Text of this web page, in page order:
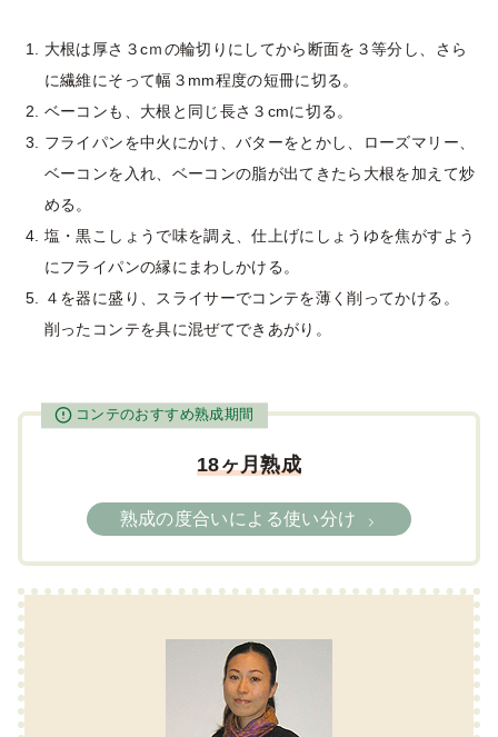
大根は厚さ３cｍの輪切りにしてから断面を３等分し、さら
に繊維にそって幅３mm程度の短冊に切る。
ベーコンも、大根と同じ長さ３cmに切る。
フライパンを中火にかけ、バターをとかし、ローズマリー、
ベーコンを入れ、ベーコンの脂が出てきたら大根を加えて炒
める。
塩・黒こしょうで味を調え、仕上げにしょうゆを焦がすよう
にフライパンの縁にまわしかける。
４を器に盛り、スライサーでコンテを薄く削ってかける。
削ったコンテを具に混ぜてできあがり。
コンテのおすすめ熟成期間
18ヶ月熟成
熟成の度合いによる使い分け